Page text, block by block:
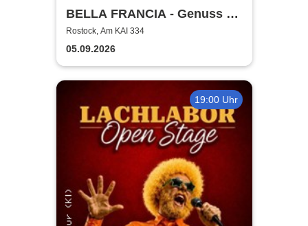
BELLA FRANCIA - Genuss &
Kultur Rostock
Rostock, Am KAI 334
05.09.2026
19:00 Uhr